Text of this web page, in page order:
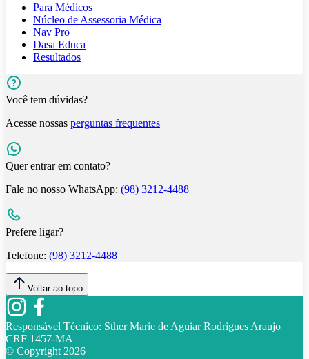
Para Médicos
Núcleo de Assessoria Médica
Nav Pro
Dasa Educa
Resultados
Você tem dúvidas?
Acesse nossas perguntas frequentes
Quer entrar em contato?
Fale no nosso WhatsApp: (98) 3212-4488
Prefere ligar?
Telefone: (98) 3212-4488
Voltar ao topo
Responsável Técnico: Sther Marie de Aguiar Rodrigues Araujo
CRF 1457-MA
© Copyright 2026